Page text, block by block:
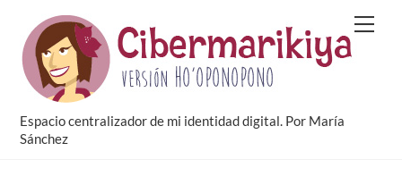
content
Espacio centralizador de mi identidad digital. Por María
Sánchez